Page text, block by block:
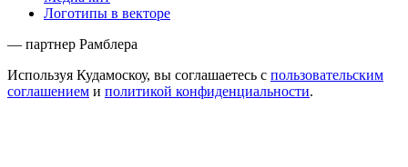
Логотипы в векторе
— партнер Рамблера
Используя Кудамоскоу, вы соглашаетесь с пользовательским
соглашением и политикой конфиденциальности.